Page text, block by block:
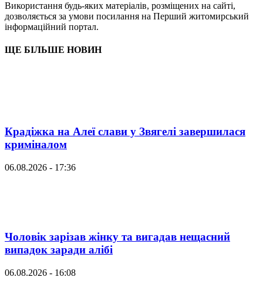
Використання будь-яких матеріалів, розміщених на сайті,
дозволяється за умови посилання на Перший житомирський
інформаційний портал.
ЩЕ БІЛЬШЕ НОВИН
Крадіжка на Алеї слави у Звягелі завершилася
криміналом
06.08.2026 - 17:36
Чоловік зарізав жінку та вигадав нещасний
випадок заради алібі
06.08.2026 - 16:08